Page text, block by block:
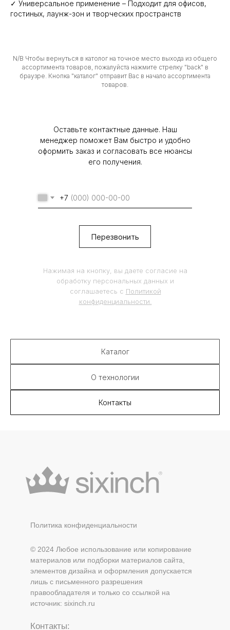
✓ Универсальное применение – Подходит для офисов,
гостиных, лаунж-зон и творческих пространств
N/B Чтобы вернуться в католог на точное место выхода из общего
ассортимента товаров, пожалуйста нажмите стрелку "back" в
браузре. Кнопка "каталог" отправит Вас в начало ассортимента
товаров.
+7
Перезвонить
Оставьте контактные данные. Наш
менеджер поможет Вам быстро и удобно
оформить заказ и согласовать все нюансы
его получения.
Нажимая на кнопку, вы даете согласие на
обработку персональных данных и
соглашаетесь c Политикой
конфиденциальности.
Каталог
О технологии
Контакты
элементов дизайна и оформления допускается
лишь с письменного разрешения
правообладателя и только со ссылкой на
Политика конфиденциальности